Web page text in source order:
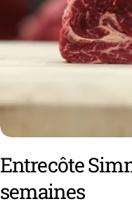
Entrecôte
semaines